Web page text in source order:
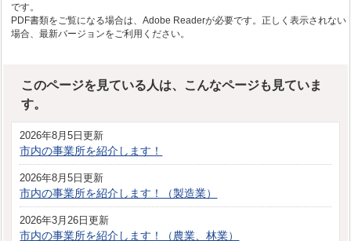
です。
PDF書類をご覧になる場合は、Adobe Readerが必要です。正しく表示されない
場合、最新バージョンをご利用ください。
このページを見ている人は、こんなページも見ていま
す。
2026年8月5日更新
市内の事業所を紹介します！
2026年8月5日更新
市内の事業所を紹介します！（製造業）
2026年3月26日更新
市内の事業所を紹介します！（農業、林業）